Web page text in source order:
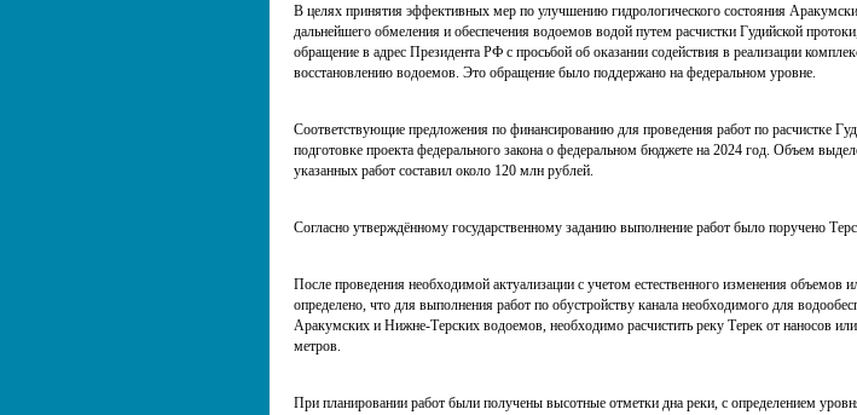
В целях принятия эффективных мер по улучшению гидрологического состояния
дальнейшего обмеления и обеспечения водоемов водой путем расчистки Гудийской
обращение в адрес Президента РФ с просьбой об оказании содействия в реализации
восстановлению водоемов. Это обращение было поддержано на федеральном уровне.
Соответствующие предложения по финансированию для проведения работ по расчистке
подготовке проекта федерального закона о федеральном бюджете на 2024 год. Объем
указанных работ составил около 120 млн рублей.
Согласно утверждённому государственному заданию выполнение работ было поручено
После проведения необходимой актуализации с учетом естественного изменения объемов
определено, что для выполнения работ по обустройству канала необходимого для
Аракумских и Нижне-Терских водоемов, необходимо расчистить реку Терек от наносов
метров.
При планировании работ были получены высотные отметки дна реки, с определением